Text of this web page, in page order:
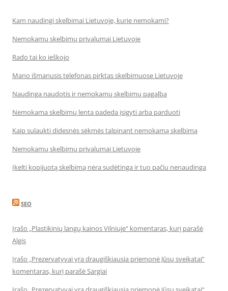
Kam naudingi skelbimai Lietuvoje, kurie nemokami?
Nemokamų skelbimų privalumai Lietuvoje
Rado tai ko ieškojo
Mano išmanusis telefonas pirktas skelbimuose Lietuvoje
Naudinga naudotis ir nemokamų skelbimų pagalba
Nemokama skelbimų lenta padeda įsigyti arba parduoti
Kaip sulaukti didesnės sėkmės talpinant nemokamą skelbimą
Nemokamų skelbimų privalumai Lietuvoje
Įkelti kopijuotą skelbimą nėra sudėtinga ir tuo pačiu nenaudinga
SEO
Įrašo „Plastikinių langų kainos Vilniuje“ komentaras, kurį parašė
Algis
Įrašo „Prezervatyvai yra draugiškiausia priemonė Jūsų sveikatai“
komentaras, kurį parašė Sargiai